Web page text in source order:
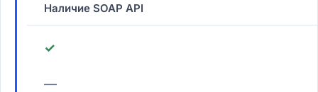
Наличие SOAP API
✓
—